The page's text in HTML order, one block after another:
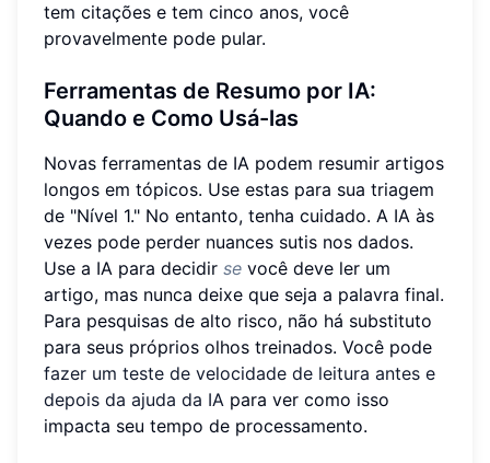
tem citações e tem cinco anos, você
provavelmente pode pular.
Ferramentas de Resumo por IA:
Quando e Como Usá-las
Novas ferramentas de IA podem resumir artigos
longos em tópicos. Use estas para sua triagem
de "Nível 1." No entanto, tenha cuidado. A IA às
vezes pode perder nuances sutis nos dados.
Use a IA para decidir se você deve ler um
artigo, mas nunca deixe que seja a palavra final.
Para pesquisas de alto risco, não há substituto
para seus próprios olhos treinados. Você pode
fazer um teste de velocidade de leitura antes e
depois da ajuda da IA para ver como isso
impacta seu tempo de processamento.